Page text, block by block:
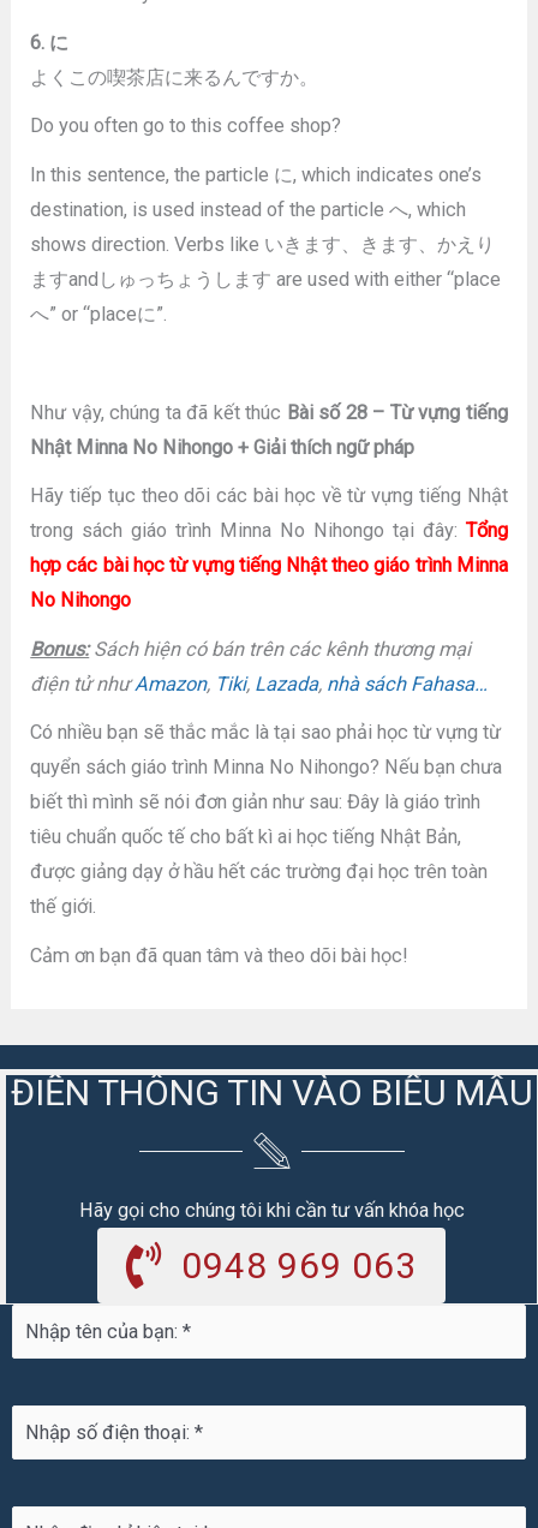
6. に
よくこの喫茶店に来るんですか。
Do you often go to this coffee shop?
In this sentence, the particle に, which indicates one’s
destination, is used instead of the particle へ, which
shows direction. Verbs like いきます、きます、かえり
ますandしゅっちょうします are used with either “place
へ” or “placeに”.
Như vậy, chúng ta đã kết thúc Bài số 28 – Từ vựng tiếng
Nhật Minna No Nihongo + Giải thích ngữ pháp
Hãy tiếp tục theo dõi các bài học về từ vựng tiếng Nhật
trong sách giáo trình Minna No Nihongo tại đây: Tổng
hợp các bài học từ vựng tiếng Nhật theo giáo trình Minna
No Nihongo
Bonus:Sách hiện có bán trên các kênh thương mại
điện tử nhưAmazon, Tiki, Lazada, nhà sách Fahasa…
Có nhiều bạn sẽ thắc mắc là tại sao phải học từ vựng từ
quyển sách giáo trình Minna No Nihongo? Nếu bạn chưa
biết thì mình sẽ nói đơn giản như sau: Đây là giáo trình
tiêu chuẩn quốc tế cho bất kì ai học tiếng Nhật Bản,
được giảng dạy ở hầu hết các trường đại học trên toàn
thế giới.
Cảm ơn bạn đã quan tâm và theo dõi bài học!
ĐIỀN THÔNG TIN VÀO BIỂU MẪU
Hãy gọi cho chúng tôi khi cần tư vấn khóa học
0948 969 063